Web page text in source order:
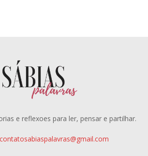
e reflexoes para ler, pensar e partilhar.
contatosabiaspalavras@gmail.com